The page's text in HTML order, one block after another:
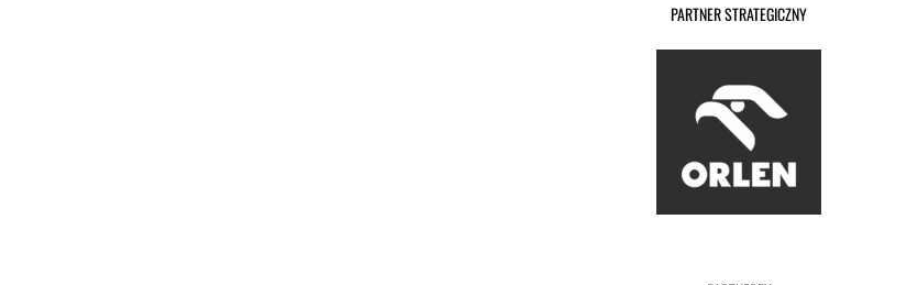
PARTNER STRATEGICZNY